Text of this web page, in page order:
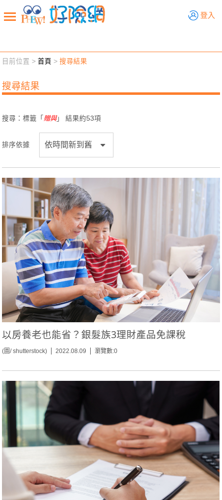
登入
新聞觀點 業務交流
退休先準備 好險學堂 輔銷工具 活動專區
目前位置 >首頁 >搜尋結果
搜尋結果
搜尋：標籤「 贈與」 結果約53項
排序依據
以房養老也能省？銀髮族3理財產品免課稅
(圖/ shutterstock) 2022.08.09 瀏覽數:0